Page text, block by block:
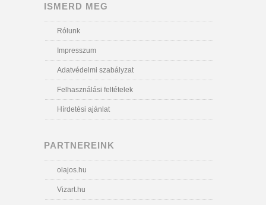
ISMERD MEG
Rólunk
Impresszum
Adatvédelmi szabályzat
Felhasználási feltételek
Hírdetési ajánlat
PARTNEREINK
olajos.hu
Vizart.hu